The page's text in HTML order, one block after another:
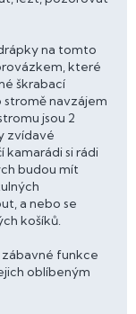
na tomto
které
škrabací
stromě navzájem
jsou 2
zvídavé
kamarádi si rádi
budou mít
a nebo se
košíků.
funkce
oblíbeným